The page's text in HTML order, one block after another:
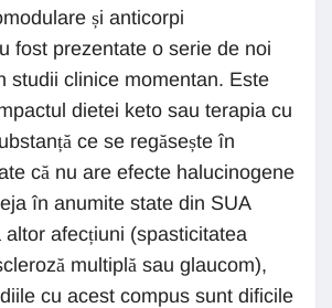
și anticorpi
fost prezentate o serie de noi
studii clinice momentan. Este
dietei keto sau terapia cu
ce se regăsește în
că nu are efecte halucinogene
în anumite state din SUA
altor afecțiuni (spasticitatea
multiplă sau glaucom),
cu acest compus sunt dificile